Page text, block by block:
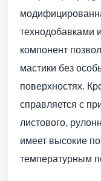
технодобавками
компонент
мастики без
поверхностях.
справляется с
листового,
имеет высокие
температурным